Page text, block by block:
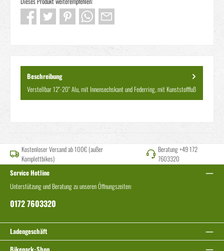
Beschreibung
Verstellbar 12"-20" Alu, mit Innensechskant und Federring, mit Kunststofffuß
Kostenloser Versand ab 100€ (außer
Komplettbikes)
Beratung +49 172
7603320
Service Hotline
Unterstützung und Beratung zu unseren Öffnungszeiten:
0172 7603320
Ladengeschäft
Bikepark-Shop